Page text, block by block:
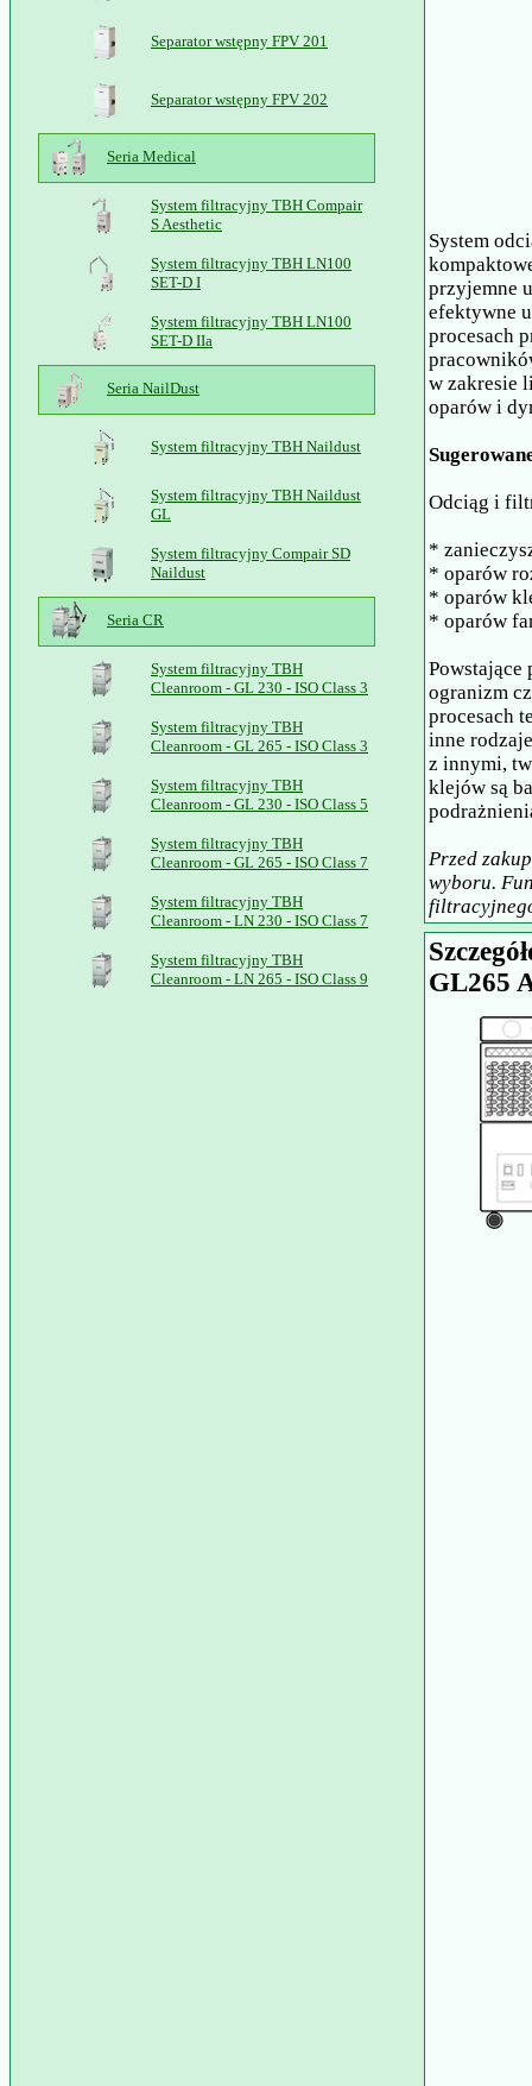
Separator wstępny FPV 201
Separator wstępny FPV 202
Seria Medical
System filtracyjny TBH Compair
S Aesthetic
System filtracyjny TBH LN100
SET-D I
System filtracyjny TBH LN100
SET-D IIa
Seria NailDust
System filtracyjny TBH Naildust
System filtracyjny TBH Naildust
GL
System filtracyjny Compair SD
Naildust
Seria CR
System filtracyjny TBH
Cleanroom - GL 230 - ISO Class 3
System filtracyjny TBH
Cleanroom - GL 265 - ISO Class 3
System filtracyjny TBH
Cleanroom - GL 230 - ISO Class 5
System filtracyjny TBH
Cleanroom - GL 265 - ISO Class 7
System filtracyjny TBH
Cleanroom - LN 230 - ISO Class 7
System filtracyjny TBH
Cleanroom - LN 265 - ISO Class 9
System
przyjemne
efektywne
procesach
w zakresie
oparów i
Odciąg i
*
* oparów
* oparów
* oparów
Powstające
ogranizm
procesach
inne
z innymi,
klejów są
Przed
wyboru.
GL265